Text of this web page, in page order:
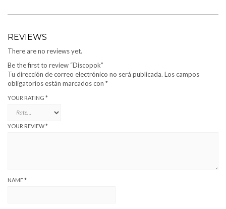
REVIEWS
There are no reviews yet.
Be the first to review “Discopok”
Tu dirección de correo electrónico no será publicada. Los campos
obligatorios están marcados con *
YOUR RATING *
YOUR REVIEW*
NAME*